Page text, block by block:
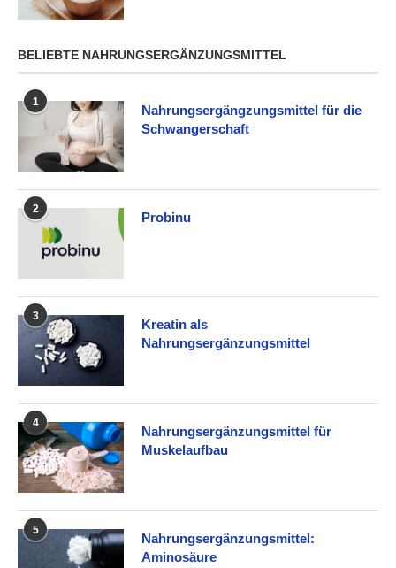
BELIEBTE NAHRUNGSERGÄNZUNGSMITTEL
1
Nahrungsergängzungsmittel für die
Schwangerschaft
2
Probinu
3
Kreatin als
Nahrungsergänzungsmittel
4
Nahrungsergänzungsmittel für
Muskelaufbau
5
Nahrungsergänzungsmittel:
Aminosäure